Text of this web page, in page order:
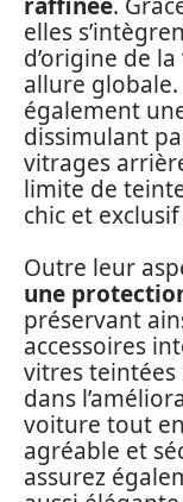
elles
d’origine de
allure
également
dissimulant
vitrages
limite de
chic et
Outre leur
une
préservant
accessoires
vitres teintées
dans
voiture tout
agréable et
assurez